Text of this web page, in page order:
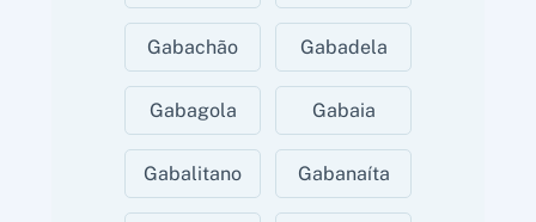
Gabachão Gabadela
Gabagola Gabaia
Gabalitano Gabanaíta